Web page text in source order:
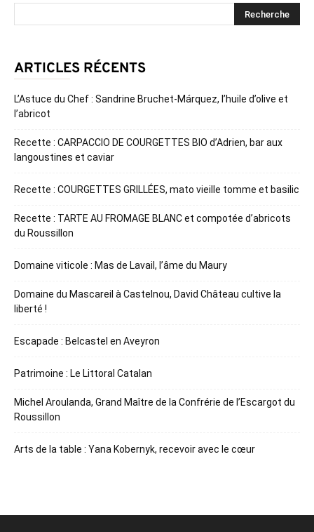
ARTICLES RÉCENTS
L’Astuce du Chef : Sandrine Bruchet-Márquez, l’huile d’olive et
l’abricot
Recette : CARPACCIO DE COURGETTES BIO d’Adrien, bar aux
langoustines et caviar
Recette : COURGETTES GRILLÉES, mato vieille tomme et basilic
Recette : TARTE AU FROMAGE BLANC et compotée d’abricots
du Roussillon
Domaine viticole : Mas de Lavail, l’âme du Maury
Domaine du Mascareil à Castelnou, David Château cultive la
liberté !
Escapade : Belcastel en Aveyron
Patrimoine : Le Littoral Catalan
Michel Aroulanda, Grand Maître de la Confrérie de l’Escargot du
Roussillon
Arts de la table : Yana Kobernyk, recevoir avec le cœur